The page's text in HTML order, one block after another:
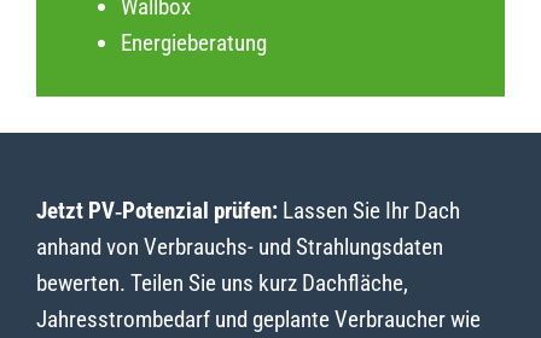
Wallbox
Energieberatung
Jetzt PV‑Potenzial prüfen:Lassen Sie Ihr Dach
anhand von Verbrauchs- und Strahlungsdaten
bewerten. Teilen Sie uns kurz Dachfläche,
Jahresstrombedarf und geplante Verbraucher wie